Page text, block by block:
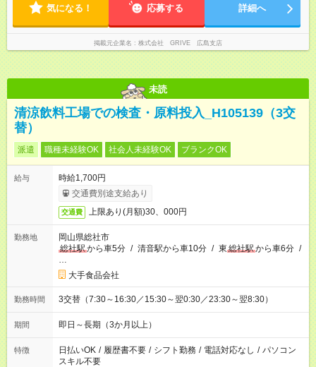
事もプライベートも充実させたい方にはピッタリです！
気になる！ 応募する 詳細へ
掲載元企業名 株式会社 GRIVE 広島支店
未読
清涼飲料工場での検査・原料投入_H105139（3交
替）
派遣 職種未経験OK 社会人未経験OK ブランクOK
給与
時給1,700円
交通費別途支給あり
交通費 上限あり(月額)30、000円
勤務地
岡山県総社市
総社駅から車5分 / 清音駅から車10分 / 東 総社駅から車6分 /
…
大手食品会社
勤務時間 3交替（7:30～16:30／15:30～翌0:30／23:30～翌8:30）
期間 即日～長期（3か月以上）
特徴 日払いOK / 履歴書不要 / シフト勤務 / 電話対応なし / パソコン
スキル不要